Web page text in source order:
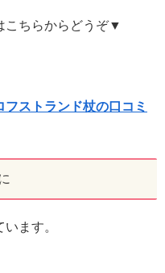
こちらからどうぞ▼
ストランド杖の口コミ
ます。